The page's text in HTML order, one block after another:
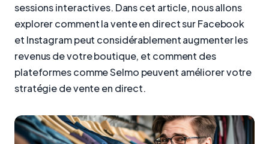
sessions interactives. Dans cet article, nous allons
explorer comment la vente en direct sur Facebook
et Instagram peut considérablement augmenter les
revenus de votre boutique, et comment des
plateformes comme Selmo peuvent améliorer votre
stratégie de vente en direct.